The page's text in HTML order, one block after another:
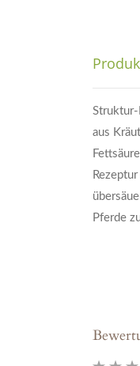
Struktur-
aus
Pferde